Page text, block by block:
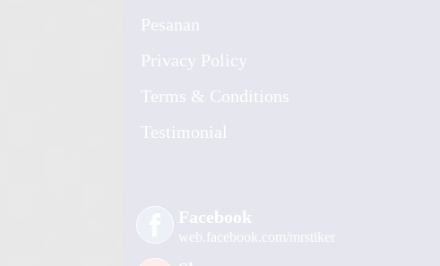
Pesanan
Privacy Policy
Terms & Conditions
Testimonial
Facebook
web.facebook.com/mrstiker